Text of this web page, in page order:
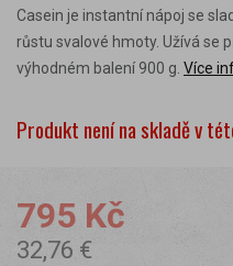
Casein je instantní nápoj se
růstu svalové hmoty. Užívá se
výhodném balení 900 g. Více
Produkt není na skladě v
795 Kč
32,76 €